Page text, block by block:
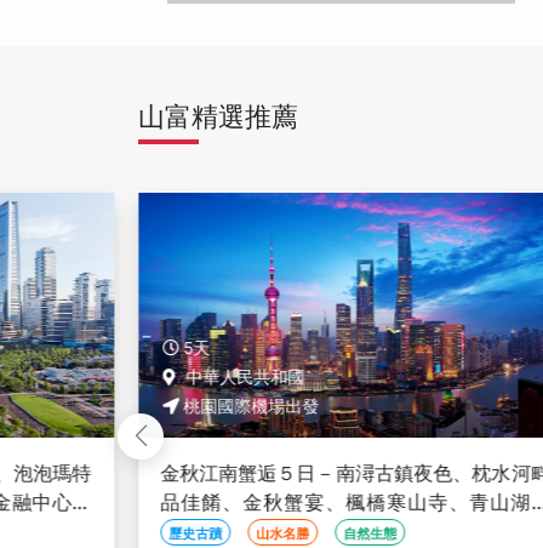
山富精選推薦
泡泡瑪特
融中心雲
5天
中華人民共和國
桃園國際機場出發
金秋江南蟹逅５日－南潯古鎮夜色、枕水河
品佳餚、金秋蟹宴、楓橋寒山寺、青山湖
秋、全程品牌酒店、三排椅巴士(文化參訪)
歷史古蹟 山水名勝 自然生態